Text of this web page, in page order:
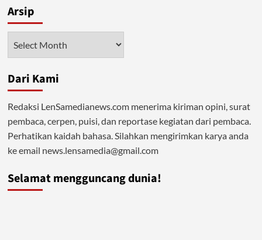
Arsip
Dari Kami
Redaksi LenSamedianews.com menerima kiriman opini, surat
pembaca, cerpen, puisi, dan reportase kegiatan dari pembaca.
Perhatikan kaidah bahasa. Silahkan mengirimkan karya anda
ke email news.lensamedia@gmail.com
Selamat mengguncang dunia!